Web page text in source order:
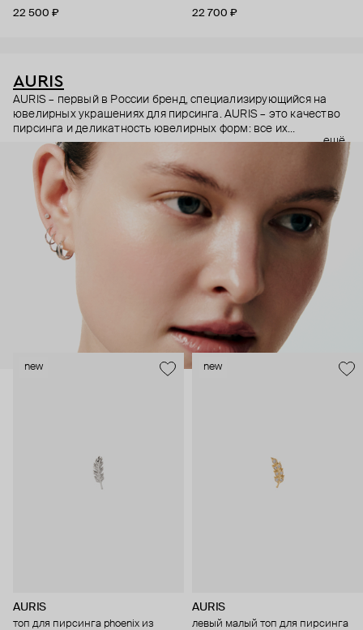
22 500 ₽
22 700 ₽
AURIS
AURIS – первый в России бренд, специализирующийся на
ювелирных украшениях для пирсинга. AURIS – это качество
пирсинга и деликатность ювелирных форм: все их
украшения ручной работы. В процессе создания участвуют
как профессиональные пирсеры (они отвечают за
безопасность и эргономичность пирсинга), так и ювелирные
стилисты (благодаря им дизайн соответствует трендам, а
украшения легко сочетаются между собой).
Украшения AURIS – для тех, кто открыто выражает себя, но
делает это интеллигентно и по-взрослому.
ещё
new
AURIS
топ для пирсинга phoenix из
new
AURIS
левый малый топ для пирсинга